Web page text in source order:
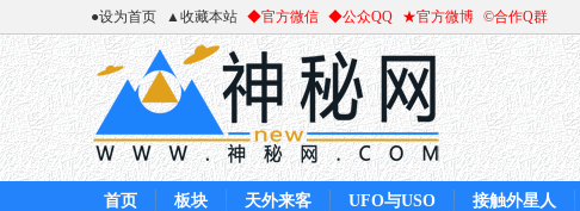
●设为首页 ▲收藏本站 ◆官方微信 ◆公众QQ ★官方微博 ©合作Q群
首页 板块 天外来客 UFO与USO 接触外星人